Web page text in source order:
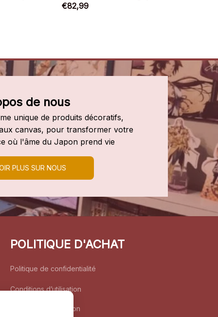
sama: Love is War
€82,99
de nous
unique de produits décoratifs,
canvas, pour transformer votre
où l'âme du Japon prend vie
PLUS SUR NOUS
POLITIQUE D'ACHAT
Politique de confidentialité
Conditions d’utilisation
Politique d’expédition